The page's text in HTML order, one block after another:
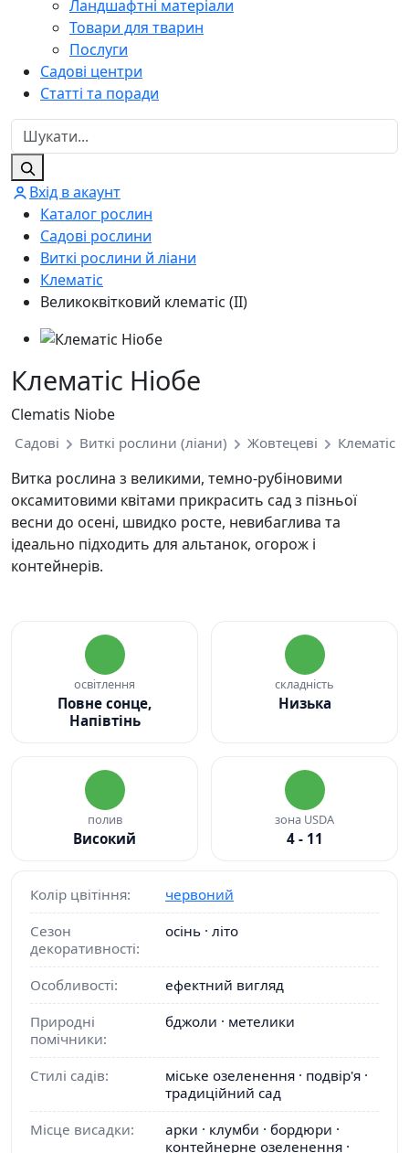
Ландшафтні матеріали
Товари для тварин
Послуги
Садові центри
Статті та поради
Вхід в акаунт
Каталог рослин
Садові рослини
Виткі рослини й ліани
Клематіс
Великоквітковий клематіс (ІІ)
Клематіс Ніобе
Clematis Niobe
Садові Виткі рослини (ліани) Жовтецеві Клематіс
Витка рослина з великими, темно-рубіновими
оксамитовими квітами прикрасить сад з пізньої
весни до осені, швидко росте, невибаглива та
ідеально підходить для альтанок, огорож і
контейнерів.
освітлення
Повне сонце,
Напівтінь
складність
Низька
полив
Високий
зона USDA
4 - 11
Колір цвітіння:
червоний
Сезон
декоративності:
осінь · літо
Особливості:
ефектний вигляд
Природні
помічники:
бджоли · метелики
Стилі садів:
міське озеленення · подвір'я ·
традиційний сад
Місце висадки:
арки · клумби · бордюри ·
контейнерне озеленення ·